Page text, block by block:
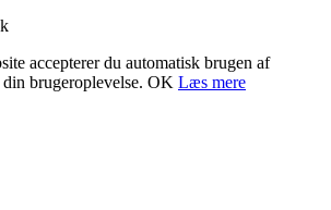
accepterer du automatisk brugen af
brugeroplevelse. OK Læs mere